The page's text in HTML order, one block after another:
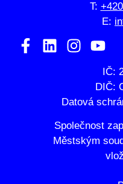
T:
E:
IČ:
DIČ:
Datová
Společnost
Městským